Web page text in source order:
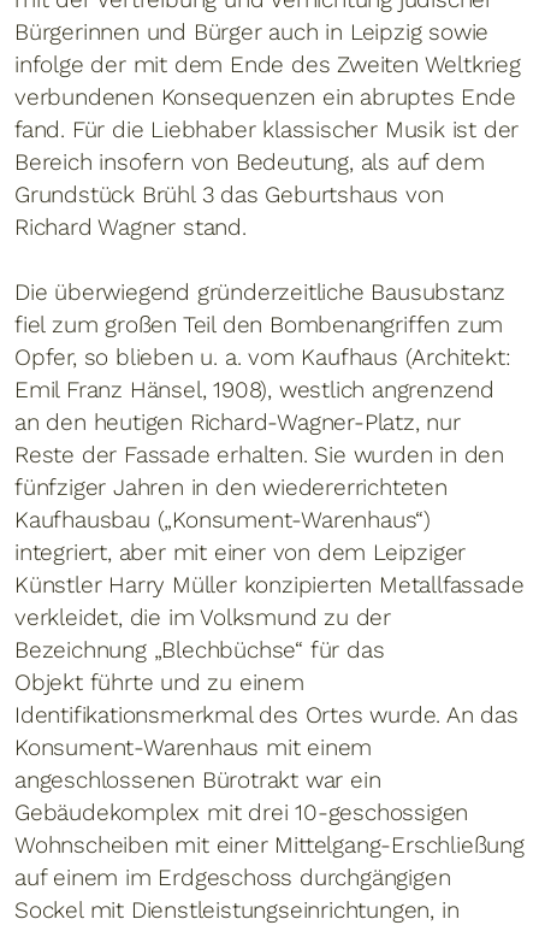
Bürgerinnen und Bürger auch in Leipzig sowie
infolge der mit dem Ende des Zweiten Weltkrieg
verbundenen Konsequenzen ein abruptes Ende
fand. Für die Liebhaber klassischer Musik ist der
Bereich insofern von Bedeutung, als auf dem
Grundstück Brühl 3 das Geburtshaus von
Richard Wagner stand.
Die überwiegend gründerzeitliche Bausubstanz
fiel zum großen Teil den Bombenangriffen zum
Opfer, so blieben u. a. vom Kaufhaus (Architekt:
Emil Franz Hänsel, 1908), westlich angrenzend
an den heutigen Richard-Wagner-Platz, nur
Reste der Fassade erhalten. Sie wurden in den
fünfziger Jahren in den wiedererrichteten
Kaufhausbau („Konsument-Warenhaus“)
integriert, aber mit einer von dem Leipziger
Künstler Harry Müller konzipierten Metallfassade
verkleidet, die im Volksmund zu der
Bezeichnung „Blechbüchse“ für das
Objekt führte und zu einem
Identifikationsmerkmal des Ortes wurde. An das
Konsument-Warenhaus mit einem
angeschlossenen Bürotrakt war ein
Gebäudekomplex mit drei 10-geschossigen
Wohnscheiben mit einer Mittelgang-Erschließung
auf einem im Erdgeschoss durchgängigen
Sockel mit Dienstleistungseinrichtungen, in